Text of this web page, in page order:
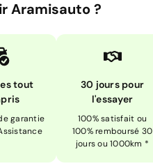
Aramisauto ?
tout
garantie
30 jours pour
l'essayer
100% satisfait ou
100% remboursé 30
jours ou 1000km *